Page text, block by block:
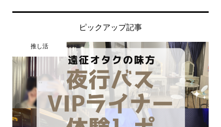
ピックアップ記事
推し活